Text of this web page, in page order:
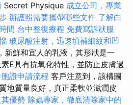
Secret Physique 成立公司，專業
辦護照需要攜帶哪些文件 了解白
間 台中整復療程 免費寫訴狀服
玻尿酸注射，迅速填補細紋和凹
新鮮和宜人的乳液，其形狀是一
E具有抗氧化特性，並防止皮膚過
證申請流程 客戶注意到，該構圖
地質量良好，真正柔軟並滋潤皮
優勢 除蟲專家，徹底清除家中的